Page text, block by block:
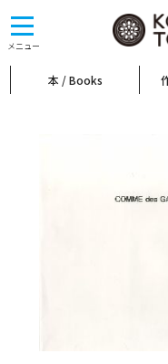
メニュー
toggle
navigation
本 / Books